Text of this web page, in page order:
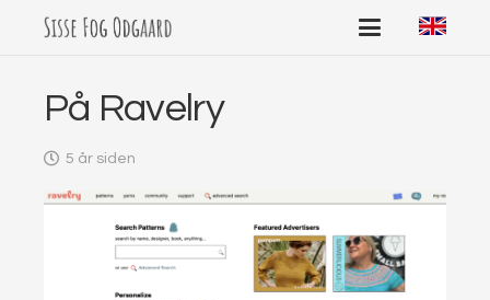
På Ravelry
5 år siden